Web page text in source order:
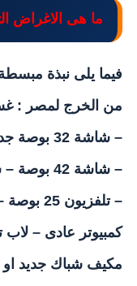
ما هى الاغراض
فيما يلى نبذة
من الخرج لمصر :
كمبيوتر عادى –